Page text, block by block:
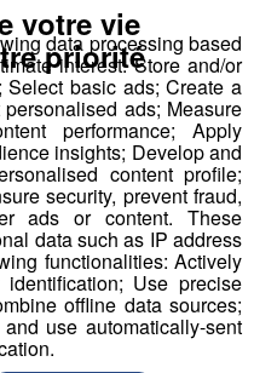
documentaire
présenté ce
réalisateur
Blanc-12 avril 2019 à
data processing based
interest: Store and/or
basic ads; Create a
ads; Measure
performance; Apply
insights; Develop and
content profile;
security, prevent fraud,
ads or content. These
data such as IP address
functionalities: Actively
Use precise
offline data sources;
use automatically-sent
votre vie
priorité